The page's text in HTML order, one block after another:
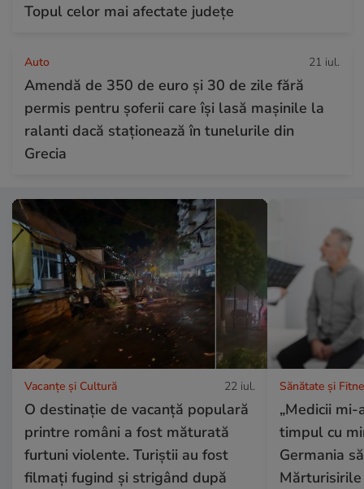
Topul celor mai afectate județe
Auto 21 iul.
Amendă de 350 de euro și 30 de zile fără
permis pentru șoferii care își lasă mașinile la
ralanti dacă staționează în tunelurile din
Grecia
Vacanțe și Cultură 22 iul.
O destinație de vacanță populară
printre români a fost măturată
furtuni violente. Turiștii au fost
filmați fugind și strigând după
Sănătate și
„Medicii
timpul cu
Germania